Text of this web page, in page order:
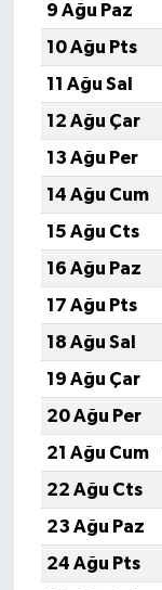
9 Ağu Paz
10 Ağu Pts
11 Ağu Sal
12 Ağu Çar
13 Ağu Per
14 Ağu Cum
15 Ağu Cts
16 Ağu Paz
17 Ağu Pts
18 Ağu Sal
19 Ağu Çar
20 Ağu Per
21 Ağu Cum
22 Ağu Cts
23 Ağu Paz
24 Ağu Pts